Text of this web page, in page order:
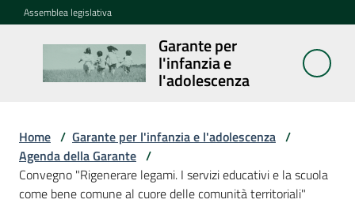
Vai al contenuto
Vai alla navigazione
Vai al footer
Assemblea legislativa
Garante per
l'infanzia e
l'adolescenza
Garante per
l'infanzia e
l'adolescenza
Cosa
fa
Home / Garante per l'infanzia e l'adolescenza /
Agenda della Garante /
Convegno "Rigenerare legami. I servizi educativi e la scuola
come bene comune al cuore delle comunità territoriali"